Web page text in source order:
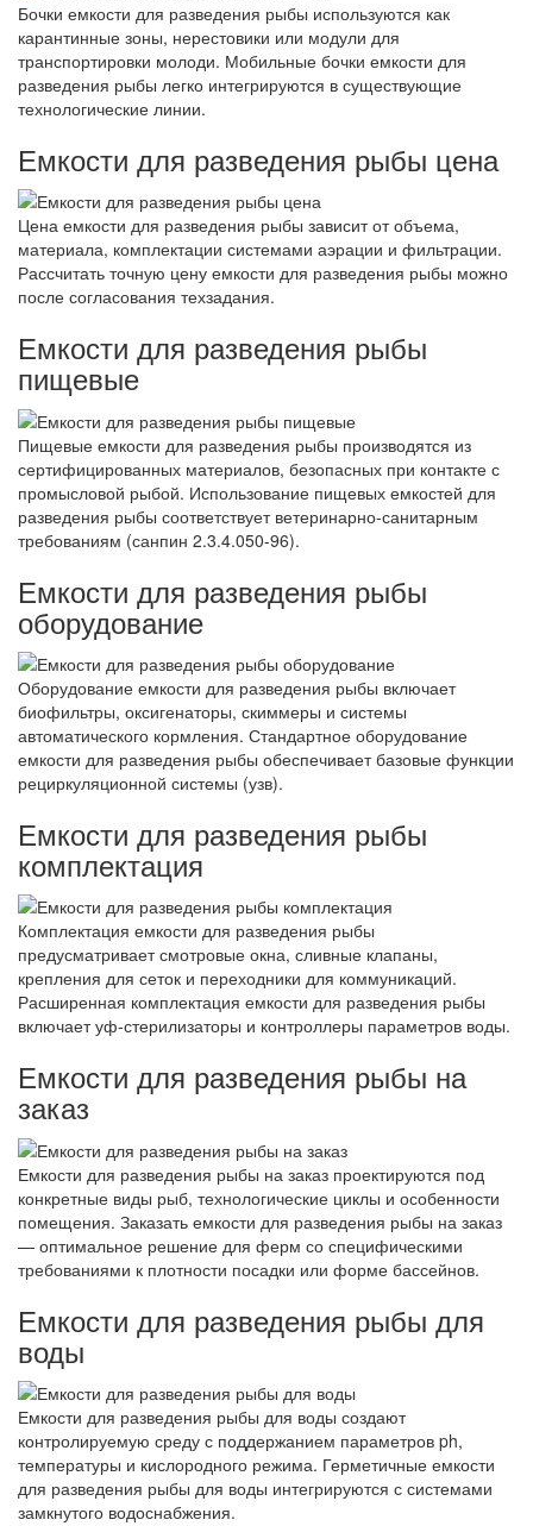
Бочки емкости для разведения рыбы используются как
карантинные зоны, нерестовики или модули для
транспортировки молоди. Мобильные бочки емкости для
разведения рыбы легко интегрируются в существующие
технологические линии.
Емкости для разведения рыбы цена
Цена емкости для разведения рыбы зависит от объема,
материала, комплектации системами аэрации и фильтрации.
Рассчитать точную цену емкости для разведения рыбы можно
после согласования техзадания.
Емкости для разведения рыбы
пищевые
Пищевые емкости для разведения рыбы производятся из
сертифицированных материалов, безопасных при контакте с
промысловой рыбой. Использование пищевых емкостей для
разведения рыбы соответствует ветеринарно-санитарным
требованиям (санпин 2.3.4.050-96).
Емкости для разведения рыбы
оборудование
Оборудование емкости для разведения рыбы включает
биофильтры, оксигенаторы, скиммеры и системы
автоматического кормления. Стандартное оборудование
емкости для разведения рыбы обеспечивает базовые функции
рециркуляционной системы (узв).
Емкости для разведения рыбы
комплектация
Комплектация емкости для разведения рыбы
предусматривает смотровые окна, сливные клапаны,
крепления для сеток и переходники для коммуникаций.
Расширенная комплектация емкости для разведения рыбы
включает уф-стерилизаторы и контроллеры параметров воды.
Емкости для разведения рыбы на
заказ
Емкости для разведения рыбы на заказ проектируются под
конкретные виды рыб, технологические циклы и особенности
помещения. Заказать емкости для разведения рыбы на заказ
— оптимальное решение для ферм со специфическими
требованиями к плотности посадки или форме бассейнов.
Емкости для разведения рыбы для
воды
Емкости для разведения рыбы для воды создают
контролируемую среду с поддержанием параметров ph,
температуры и кислородного режима. Герметичные емкости
для разведения рыбы для воды интегрируются с системами
замкнутого водоснабжения.